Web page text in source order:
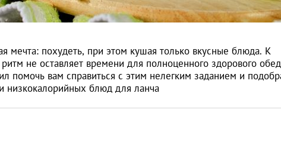
мечта: похудеть, при этом кушая только вкусные блюда. К
не оставляет времени для полноценного здорового
помочь вам справиться с этим нелегким заданием и
низкокалорийных блюд для ланча